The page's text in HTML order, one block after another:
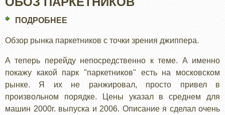
ПОДРОБНЕЕ
ПАРКЕТНИКОВ
Обзор рынка паркетников с точки зрения джиппера.
А теперь перейду непосредственно к теме. А именно
покажу какой парк "паркетников" есть на московском
рынке. Я их не ранжировал, просто привел в
произвольном порядке. Цены указал в среднем для
машин 2000г. выпуска и 2006. Описание я сделал очень